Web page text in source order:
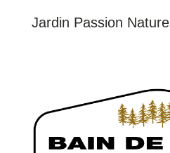
Jardin Passion Nature